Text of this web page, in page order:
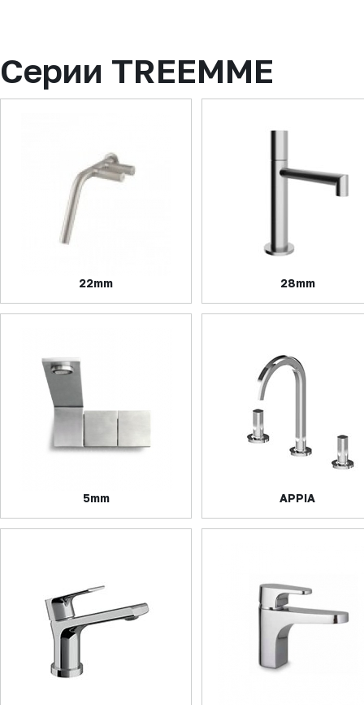
Серии TREEMME
22mm 28mm
5mm APPIA